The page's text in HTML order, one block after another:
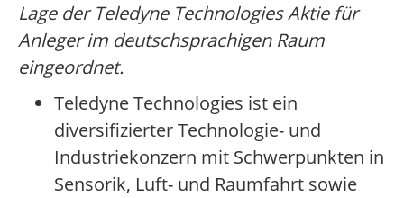
Lage der Teledyne Technologies Aktie für
Anleger im deutschsprachigen Raum
eingeordnet.
Teledyne Technologies ist ein
diversifizierter Technologie- und
Industriekonzern mit Schwerpunkten in
Sensorik, Luft- und Raumfahrt sowie